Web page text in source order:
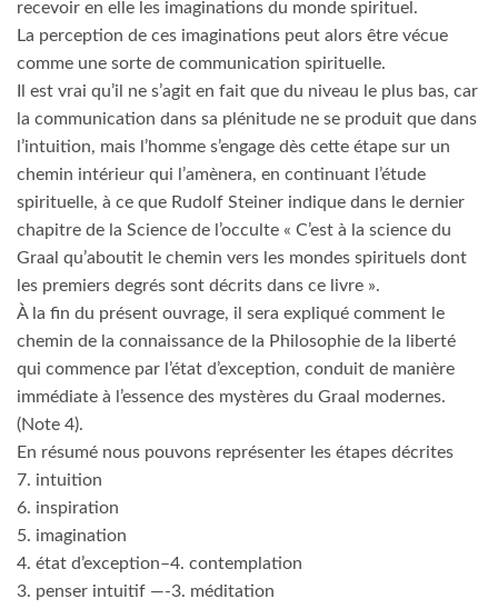
recevoir en elle les imaginations du monde spirituel.
La perception de ces imaginations peut alors être vécue
comme une sorte de communication spirituelle.
Il est vrai qu’il ne s’agit en fait que du niveau le plus bas, car
la communication dans sa plénitude ne se produit que dans
l’intuition, mais l’homme s’engage dès cette étape sur un
chemin intérieur qui l’amènera, en continuant l’étude
spirituelle, à ce que Rudolf Steiner indique dans le dernier
chapitre de la Science de l’occulte « C’est à la science du
Graal qu’aboutit le chemin vers les mondes spirituels dont
les premiers degrés sont décrits dans ce livre ».
À la fin du présent ouvrage, il sera expliqué comment le
chemin de la connaissance de la Philosophie de la liberté
qui commence par l’état d’exception, conduit de manière
immédiate à l’essence des mystères du Graal modernes.
(Note 4).
En résumé nous pouvons représenter les étapes décrites
7. intuition
6. inspiration
5. imagination
4. état d’exception–4. contemplation
3. penser intuitif —-3. méditation